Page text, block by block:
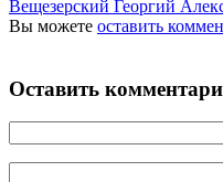
Вещезерский Георгий
Вы можете оставить
Оставить